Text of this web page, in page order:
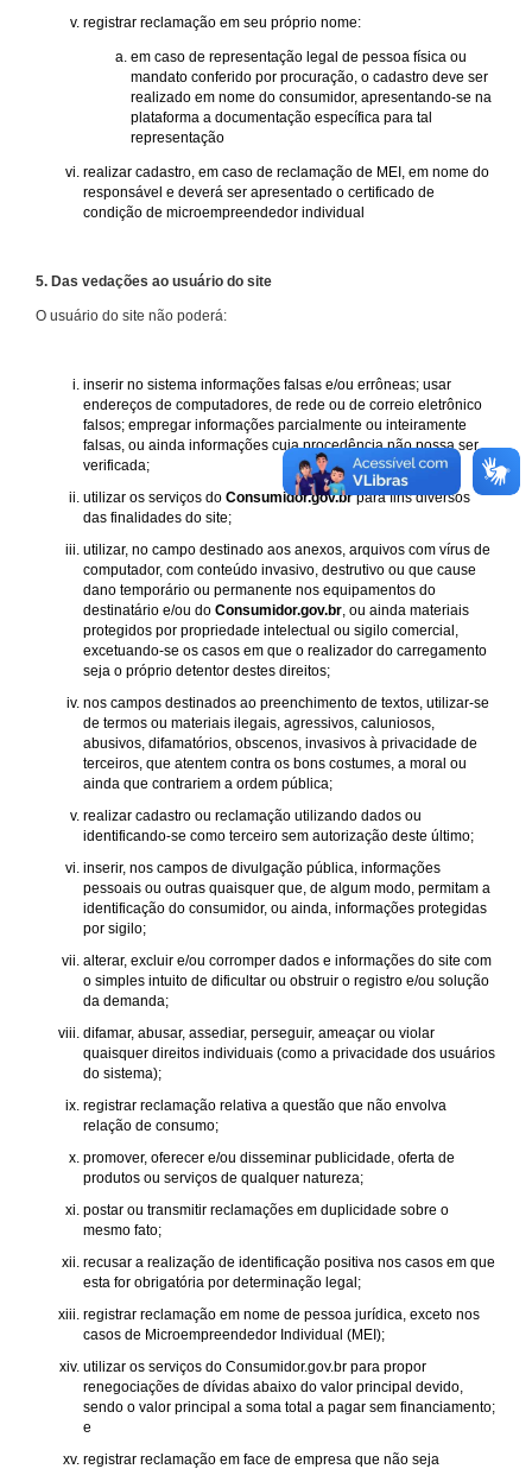
registrar reclamação em seu próprio nome:
em caso de representação legal de pessoa física ou
mandato conferido por procuração, o cadastro deve ser
realizado em nome do consumidor, apresentando-se na
plataforma a documentação específica para tal
representação
realizar cadastro, em caso de reclamação de MEI, em nome do
responsável e deverá ser apresentado o certificado de
condição de microempreendedor individual
5. Das vedações ao usuário do site
O usuário do site não poderá:
inserir no sistema informações falsas e/ou errôneas; usar
endereços de computadores, de rede ou de correio eletrônico
falsos; empregar informações parcialmente ou inteiramente
falsas, ou ainda informações cuja procedência não possa ser
verificada;
utilizar os serviços do Consumidor.gov.brpara fins diversos
das finalidades do site;
utilizar, no campo destinado aos anexos, arquivos com vírus de
computador, com conteúdo invasivo, destrutivo ou que cause
dano temporário ou permanente nos equipamentos do
destinatário e/ou do Consumidor.gov.br , ou ainda materiais
protegidos por propriedade intelectual ou sigilo comercial,
excetuando-se os casos em que o realizador do carregamento
seja o próprio detentor destes direitos;
nos campos destinados ao preenchimento de textos, utilizar-se
de termos ou materiais ilegais, agressivos, caluniosos,
abusivos, difamatórios, obscenos, invasivos à privacidade de
terceiros, que atentem contra os bons costumes, a moral ou
ainda que contrariem a ordem pública;
realizar cadastro ou reclamação utilizando dados ou
identificando-se como terceiro sem autorização deste último;
inserir, nos campos de divulgação pública, informações
pessoais ou outras quaisquer que, de algum modo, permitam a
identificação do consumidor, ou ainda, informações protegidas
por sigilo;
alterar, excluir e/ou corromper dados e informações do site com
o simples intuito de dificultar ou obstruir o registro e/ou solução
da demanda;
difamar, abusar, assediar, perseguir, ameaçar ou violar
quaisquer direitos individuais (como a privacidade dos usuários
do sistema);
registrar reclamação relativa a questão que não envolva
relação de consumo;
promover, oferecer e/ou disseminar publicidade, oferta de
produtos ou serviços de qualquer natureza;
postar ou transmitir reclamações em duplicidade sobre o
mesmo fato;
recusar a realização de identificação positiva nos casos em que
esta for obrigatória por determinação legal;
registrar reclamação em nome de pessoa jurídica, exceto nos
casos de Microempreendedor Individual (MEI);
utilizar os serviços do Consumidor.gov.br para propor
renegociações de dívidas abaixo do valor principal devido,
sendo o valor principal a soma total a pagar sem financiamento;
e
registrar reclamação em face de empresa que não seja